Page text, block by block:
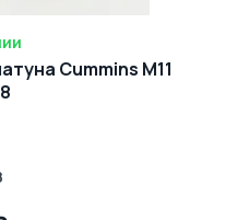
Cummins M11